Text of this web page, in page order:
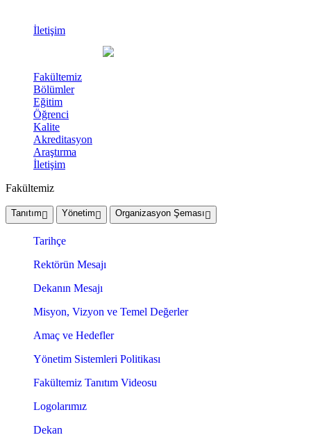
İletişim
Fakültemiz
Bölümler
Eğitim
Öğrenci
Kalite
Akreditasyon
Araştırma
İletişim
Fakültemiz
Tanıtım Yönetim Organizasyon Şeması
Tarihçe
Rektörün Mesajı
Dekanın Mesajı
Misyon, Vizyon ve Temel Değerler
Amaç ve Hedefler
Yönetim Sistemleri Politikası
Fakültemiz Tanıtım Videosu
Logolarımız
Dekan